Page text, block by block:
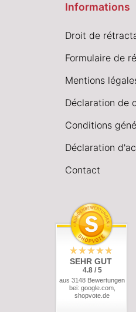
Informations
Droit de
Formulaire de
Mentions
Déclaration de
Conditions
Déclaration
Contact
SEHR GUT
4.8 / 5
aus 3148 Bewertungen
bei: google.com,
shopvote.de